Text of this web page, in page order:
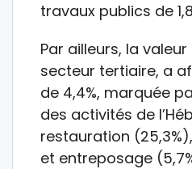
travaux publics de
Par ailleurs, la
secteur tertiaire, a
de 4,4%, marquée
des activités de
restauration
et entreposage